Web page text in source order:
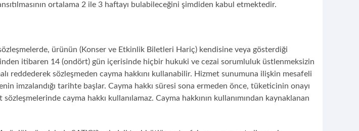
ortalama 2 ile 3 haftayı bulabileceğini şimdiden kabul etmektedir.
ürünün (Konser ve Etkinlik Biletleri Hariç) kendisine veya gösterdiği
itibaren 14 (ondört) gün içerisinde hiçbir hukuki ve cezai sorumluluk üstlenmeksizin
reddederek sözleşmeden cayma hakkını kullanabilir. Hizmet sunumuna ilişkin mesafeli
imzalandığı tarihte başlar. Cayma hakkı süresi sona ermeden önce, tüketicinin onayı
cayma hakkı kullanılamaz. Cayma hakkının kullanımından kaynaklanan